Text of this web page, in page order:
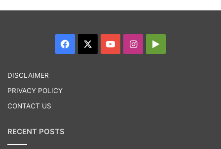
Facebook YouTubeInstagram
DISCLAIMER
PRIVACY POLICY
CONTACT US
RECENT POSTS